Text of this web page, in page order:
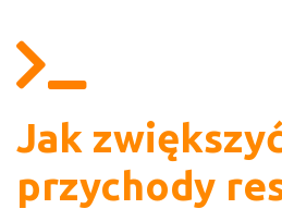
Jak
przychody